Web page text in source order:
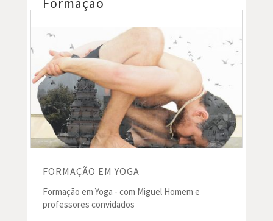
FORMAÇÃO EM YOGA
Formação em Yoga - com Miguel Homem e
professores convidados